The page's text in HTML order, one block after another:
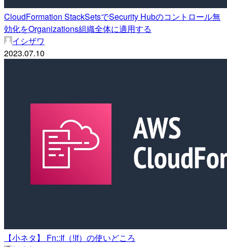
CloudFormation StackSetsでSecurity Hubのコントロール無
効化をOrganizations組織全体に適用する
イシザワ
2023.07.10
【小ネタ】 Fn::If（!If）の使いどころ